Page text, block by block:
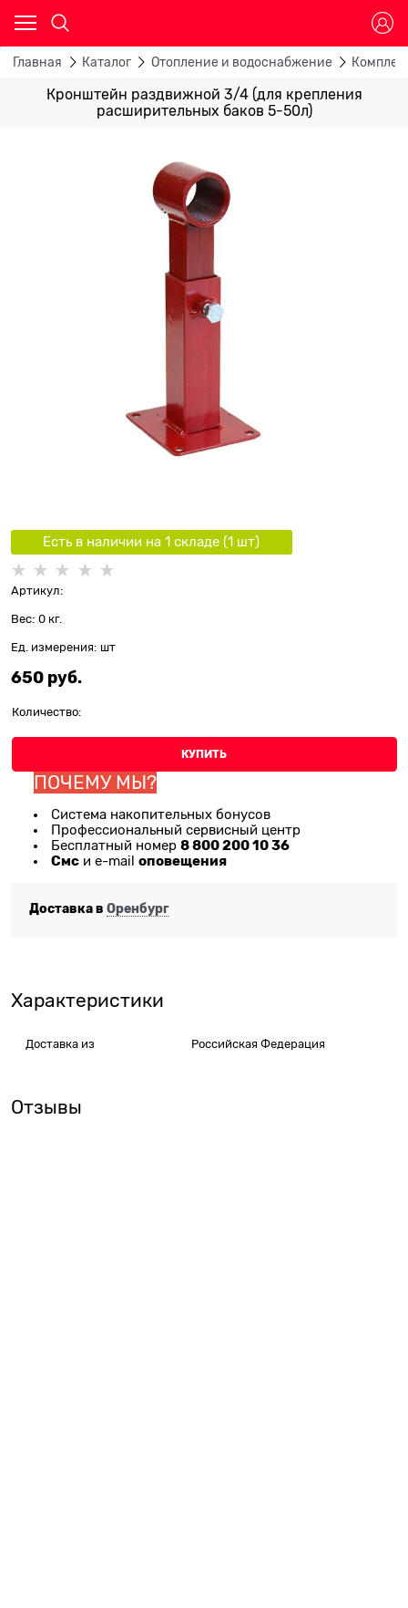
Главная Каталог Отопление и водоснабжение
Кронштейн раздвижной 3/4 (для крепления
расширительных баков 5-50л)
Есть в наличии на 1 складe (1 шт)
Артикул:
Вес: 0 кг.
Ед. измерения: шт
650 руб.
Количество:
КУПИТЬ
ПОЧЕМУ МЫ?
Система накопительных бонусов
Профессиональный сервисный центр
Бесплатный номер 8 800 200 10 36
Смс и e-mail оповещения
Доставка в Оренбург
Характеристики
Доставка из Российская Федерация
Отзывы